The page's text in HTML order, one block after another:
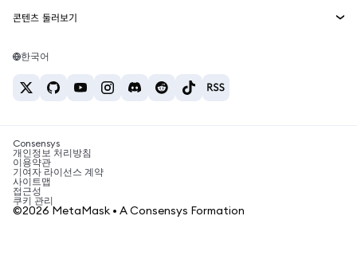
웹3 서비스
고객 지원
채용
테더 가격
USDT를 INR로 환전
BTC를 INR로 환전
ETH를 USDT로 환전
ETH 매수
USDT 매수
SHIB 매수
BNB 매수
콘텐츠 둘러보기
솔라나 지갑
암호화폐 세금 뉴스
암호화폐 매수 방법
비트코인 매도 방법
한국어
Consensys
개인정보 처리방침
이용약관
기여자 라이선스 계약
사이트맵
접근성
쿠키 관리
©2026 MetaMask • A Consensys Formation